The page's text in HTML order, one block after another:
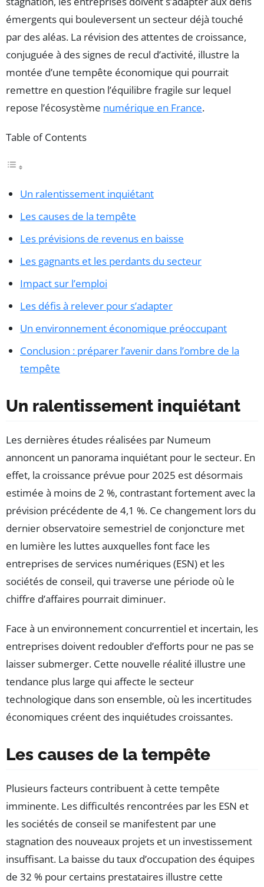
émergents qui bouleversent un secteur déjà touché
par des aléas. La révision des attentes de croissance,
conjuguée à des signes de recul d’activité, illustre la
montée d’une tempête économique qui pourrait
remettre en question l’équilibre fragile sur lequel
repose l’écosystème numérique en France.
Table of Contents
Un ralentissement inquiétant
Les causes de la tempête
Les prévisions de revenus en baisse
Les gagnants et les perdants du secteur
Impact sur l’emploi
Les défis à relever pour s’adapter
Un environnement économique préoccupant
Conclusion : préparer l’avenir dans l’ombre de la
tempête
Un ralentissement inquiétant
Les dernières études réalisées par Numeum
annoncent un panorama inquiétant pour le secteur. En
effet, la croissance prévue pour 2025 est désormais
estimée à moins de 2 %, contrastant fortement avec la
prévision précédente de 4,1 %. Ce changement lors du
dernier observatoire semestriel de conjoncture met
en lumière les luttes auxquelles font face les
entreprises de services numériques (ESN) et les
sociétés de conseil, qui traverse une période où le
chiffre d’affaires pourrait diminuer.
Face à un environnement concurrentiel et incertain, les
entreprises doivent redoubler d’efforts pour ne pas se
laisser submerger. Cette nouvelle réalité illustre une
tendance plus large qui affecte le secteur
technologique dans son ensemble, où les incertitudes
économiques créent des inquiétudes croissantes.
Les causes de la tempête
Plusieurs facteurs contribuent à cette tempête
imminente. Les difficultés rencontrées par les ESN et
les sociétés de conseil se manifestent par une
stagnation des nouveaux projets et un investissement
insuffisant. La baisse du taux d’occupation des équipes
de 32 % pour certains prestataires illustre cette